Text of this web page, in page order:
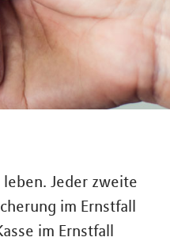
Jeder zweite
im Ernstfall
im Ernstfall